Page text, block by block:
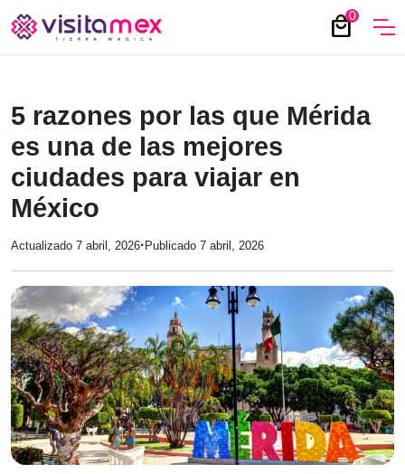
0
local_mall
5 razones por las que Mérida
es una de las mejores
ciudades para viajar en
México
Actualizado 7 abril, 2026·Publicado 7 abril, 2026